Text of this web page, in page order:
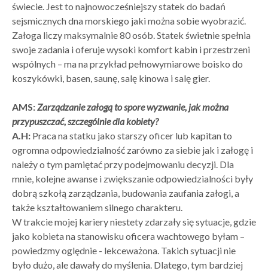
świecie. Jest to najnowocześniejszy statek do badań
sejsmicznych dna morskiego jaki można sobie wyobrazić.
Załoga liczy maksymalnie 80 osób. Statek świetnie spełnia
swoje zadania i oferuje wysoki komfort kabin i przestrzeni
wspólnych – ma na przykład pełnowymiarowe boisko do
koszykówki, basen, saunę, salę kinowa i salę gier.
AMS: Zarządzanie załogą to spore wyzwanie, jak można
przypuszczać, szczególnie dla kobiety?
A.H: Praca na statku jako starszy oficer lub kapitan to
ogromna odpowiedzialność zarówno za siebie jak i załogę i
należy o tym pamiętać przy podejmowaniu decyzji. Dla
mnie, kolejne awanse i zwiększanie odpowiedzialności były
dobrą szkołą zarządzania, budowania zaufania załogi, a
także kształtowaniem silnego charakteru.
W trakcie mojej kariery niestety zdarzały się sytuacje, gdzie
jako kobieta na stanowisku oficera wachtowego byłam –
powiedzmy oględnie - lekceważona. Takich sytuacji nie
było dużo, ale dawały do myślenia. Dlatego, tym bardziej